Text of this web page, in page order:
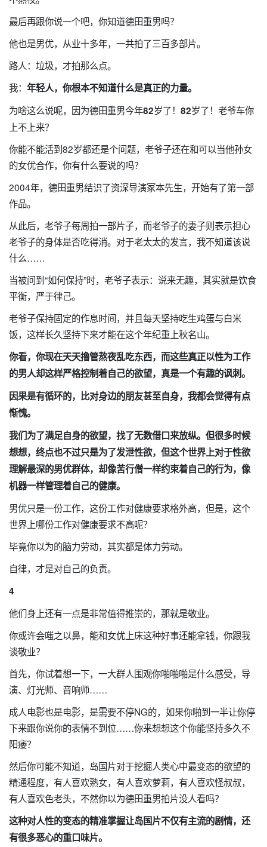
最后再跟你说一个吧，你知道德田重男吗？
他也是男优，从业十多年，一共拍了三百多部片。
路人：垃圾，才拍那么点。
我： 年轻人，你根本不知道什么是真正的力量。
为啥这么说呢，因为德田重男今年82岁了！ 82岁了！老爷车你
上不上来？
你能不能活到82岁都还是个问题，老爷子还在和可以当他孙女
的女优合作，你有什么要说的吗？
2004年，德田重男结识了资深导演冢本先生，开始有了第一部
作品。
从此后，老爷子每周拍一部片子，而老爷子的妻子则表示担心
老爷子的身体是否吃得消。对于老太太的发言，我不知道该说
什么……
当被问到“如何保持”时，老爷子表示：说来无趣，其实就是饮食
平衡，严于律己。
老爷子保持固定的作息时间，并且每天坚持吃生鸡蛋与白米
饭，这样长久坚持下来才能在这个年纪重上秋名山。
你看，你现在天天撸管熬夜乱吃东西，而这些真正以性为工作
的男人却这样严格控制着自己的欲望，真是一个有趣的讽刺。
因果是有循环的，比对身边的朋友甚至自身，我都会觉得有点
惭愧。
我们为了满足自身的欲望，找了无数借口来放纵。但很多时候
想想，终点也不过只是为了发泄性欲，但这个世界上对于性欲
理解最深的男优群体，却像苦行僧一样约束着自己的行为，像
机器一样管理着自己的健康。
男优只是一份工作，这份工作对健康要求格外高，但是，这个
世界上哪份工作对健康要求不高呢？
毕竟你以为的脑力劳动，其实都是体力劳动。
自律，才是对自己的负责。
4
他们身上还有一点是非常值得推崇的，那就是敬业。
你或许会嗤之以鼻，能和女优上床这种好事还能拿钱，你跟我
谈敬业？
首先，你试着想一下，一大群人围观你啪啪啪是什么感受，导
演、灯光师、音响师……
成人电影也是电影，是需要不停NG的，如果你啪到一半让你停
下来跟你说你的表情不到位……你来想想这个你能坚持多久不
阳痿？
然后你可能不知道，岛国片对于挖掘人类心中最变态的欲望的
精通程度，有人喜欢熟女，有人喜欢萝莉，有人喜欢怪叔叔，
有人喜欢色老头，不然你以为德田重男拍片没人看吗？
这种对人性的变态的精准掌握让岛国片不仅有主流的剧情，还
有很多恶心的重口味片。